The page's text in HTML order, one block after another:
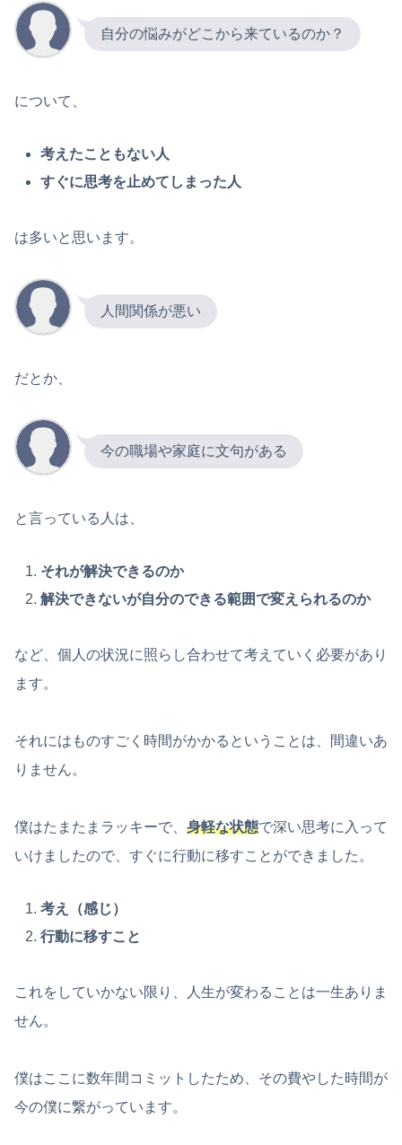
自分の悩みがどこから来ているのか？
について、
考えたこともない人
すぐに思考を止めてしまった人
は多いと思います。
人間関係が悪い
だとか、
今の職場や家庭に文句がある
と言っている人は、
それが解決できるのか
解決できないが自分のできる範囲で変えられるのか
など、個人の状況に照らし合わせて考えていく必要があり
ます。
それにはものすごく時間がかかるということは、間違いあ
りません。
僕はたまたまラッキーで、 身軽な状態で深い思考に入って
いけましたので、すぐに行動に移すことができました。
考え（感じ）
行動に移すこと
これをしていかない限り、人生が変わることは一生ありま
せん。
僕はここに数年間コミットしたため、その費やした時間が
今の僕に繋がっています。